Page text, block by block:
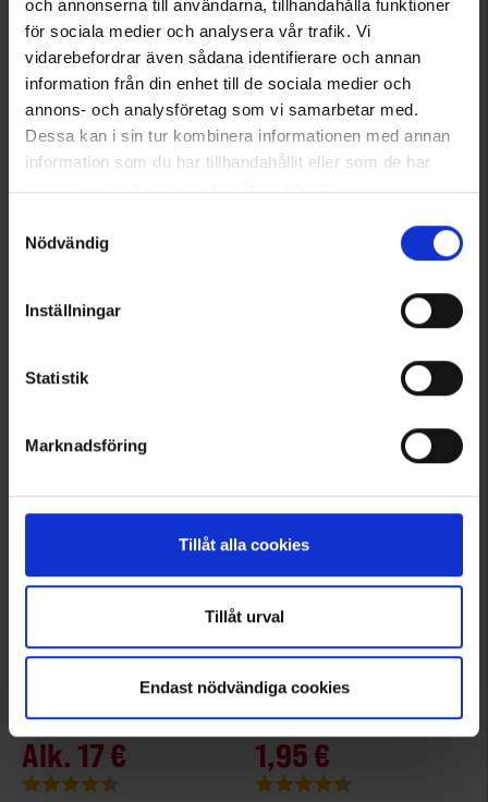
och annonserna till användarna, tillhandahålla funktioner
för sociala medier och analysera vår trafik. Vi
vidarebefordrar även sådana identifierare och annan
information från din enhet till de sociala medier och
annons- och analysföretag som vi samarbetar med.
Dessa kan i sin tur kombinera informationen med annan
information som du har tillhandahållit eller som de har
samlat in när du har använt deras tjänster.
Nödvändig
Inställningar
Statistik
Marknadsföring
Tillåt alla cookies
Tillåt urval
Endast nödvändiga cookies
Arvio:
Pingvin Pakastuspussit 3L
4.7 5:sta tähdestä
Pingvin Tyhjiörullat 90my 35cmx4m 3-pack
Alk. 17 €
Arvio:
Pingvin Pakastuspussit 5L
Pingvin
1,95 €
Arvio: